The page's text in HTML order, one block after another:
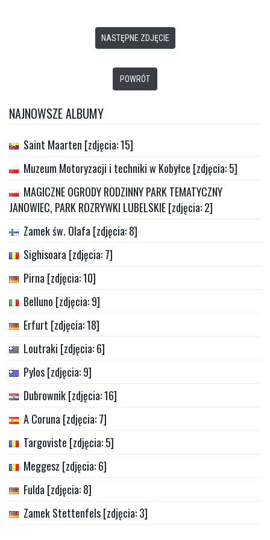
NASTĘPNE ZDJĘCIE
POWRÓT
NAJNOWSZE ALBUMY
Saint Maarten [zdjęcia: 15]
Muzeum Motoryzacji i techniki w Kobyłce [zdjęcia: 5]
MAGICZNE OGRODY RODZINNY PARK TEMATYCZNY
JANOWIEC, PARK ROZRYWKI LUBELSKIE [zdjęcia: 2]
Zamek św. Olafa [zdjęcia: 8]
Sighisoara [zdjęcia: 7]
Pirna [zdjęcia: 10]
Belluno [zdjęcia: 9]
Erfurt [zdjęcia: 18]
Loutraki [zdjęcia: 6]
Pylos [zdjęcia: 9]
Dubrownik [zdjęcia: 16]
A Coruna [zdjęcia: 7]
Targoviste [zdjęcia: 5]
Meggesz [zdjęcia: 6]
Fulda [zdjęcia: 8]
Zamek Stettenfels [zdjęcia: 3]